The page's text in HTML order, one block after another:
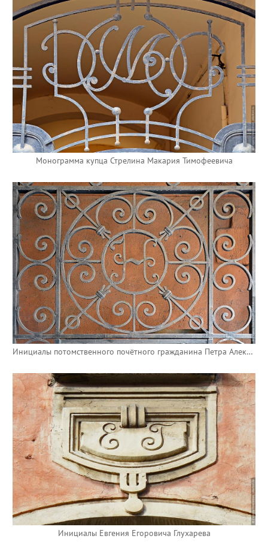
Монограмма купца Стрелина Макария Тимофеевича
Инициалы потомственного почётного гражданина Петра Алексеевича Некрасова
Инициалы Евгения Егоровича Глухарева